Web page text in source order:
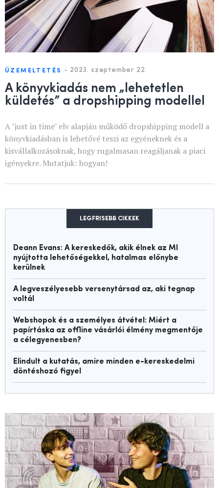
ÜZEMELTETÉS - 2023. szeptember 22.
A könyvkiadás nem „lehetetlen
küldetés” a dropshipping modellel
A "just in time" elv alapján működő dropshipping modell a
könyvkiadásban is lehetővé teszi az egyéneknek és a
kisvállalkozásoknak, hogy rugalmasan reagáljanak a piaci
igényekre. Mutatjuk: hogyan!
LEGFRISEBB CIKKEK
Deann Evans: A kereskedők, akik élnek az MI
nyújtotta lehetőségekkel, hatalmas előnybe
kerülnek
A legveszélyesebb versenytársad az, aki tegnap
voltál
Webshopok és a személyes átvétel: Miért a
papírtáska az offline vásárlói élmény megmentője
a célegyenesben?
Elindult a kutatás, amire minden e-kereskedelmi
döntéshozó figyel